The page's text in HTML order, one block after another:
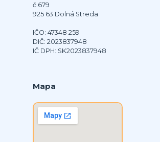
č.679
925 63 Dolná Streda
IČO: 47348 259
DIČ: 2023837948
IČ DPH: SK2023837948
Mapa